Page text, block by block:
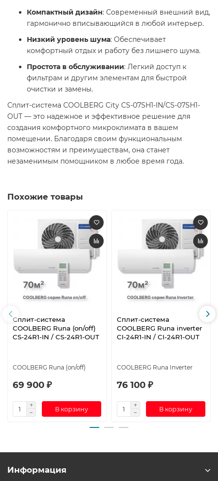
Компактный дизайн: Современный внешний вид,
гармонично вписывающийся в любой интерьер.​
Низкий уровень шума: Обеспечивает
комфортный отдых и работу без лишнего шума.​
Простота в обслуживании: Легкий доступ к
фильтрам и другим элементам для быстрой
очистки и замены.​
Сплит-система COOLBERG City CS-07SH1-IN/CS-07SH1-
OUT — это надежное и эффективное решение для
создания комфортного микроклимата в вашем
помещении. Благодаря своим функциональным
возможностям и преимуществам, она станет
незаменимым помощником в любое время года.​
Похожие товары
Сплит-система
СOOLBERG Runa (on/off)
CS-24R1-IN / CS-24R1-OUT
СOOLBERG Runa (on/off)
69 900 ₽
В корзину
Сплит-система
СOOLBERG Runa inverter
CI-24R1-IN / CI-24R1-OUT
СOOLBERG Runa Inverter
76 100 ₽
В корзину
Информация